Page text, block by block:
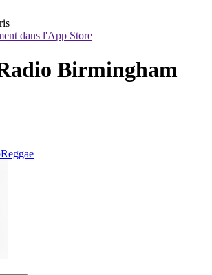
dans l'App Store
Birmingham
Reggae